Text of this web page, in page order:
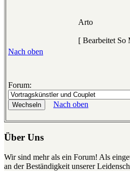
Arto
[ Bearbeitet So
Nach oben
Forum:
Nach oben
Über Uns
Wir sind mehr als ein Forum! Als
an der Beständigkeit unserer